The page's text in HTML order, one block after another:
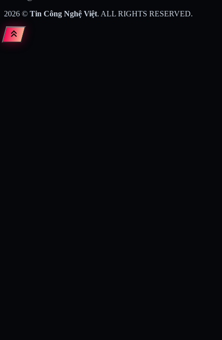
2026 © Tin Công Nghệ Việt. ALL RIGHTS RESERVED.
keyboard_double_arrow_up